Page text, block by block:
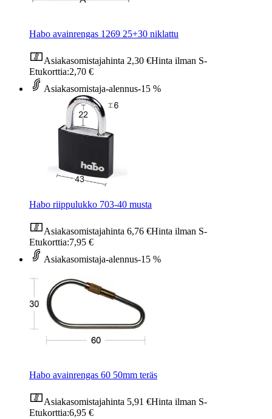
Habo avainrengas 1269 25+30 niklattu
Asiakasomistajahinta 2,30 €Hinta ilman S-
Etukorttia:2,70 €
Asiakasomistaja-alennus-15 %
Habo riippulukko 703-40 musta
Asiakasomistajahinta 6,76 €Hinta ilman S-
Etukorttia:7,95 €
Asiakasomistaja-alennus-15 %
Habo avainrengas 60 50mm teräs
Asiakasomistajahinta 5,91 €Hinta ilman S-
Etukorttia:6,95 €